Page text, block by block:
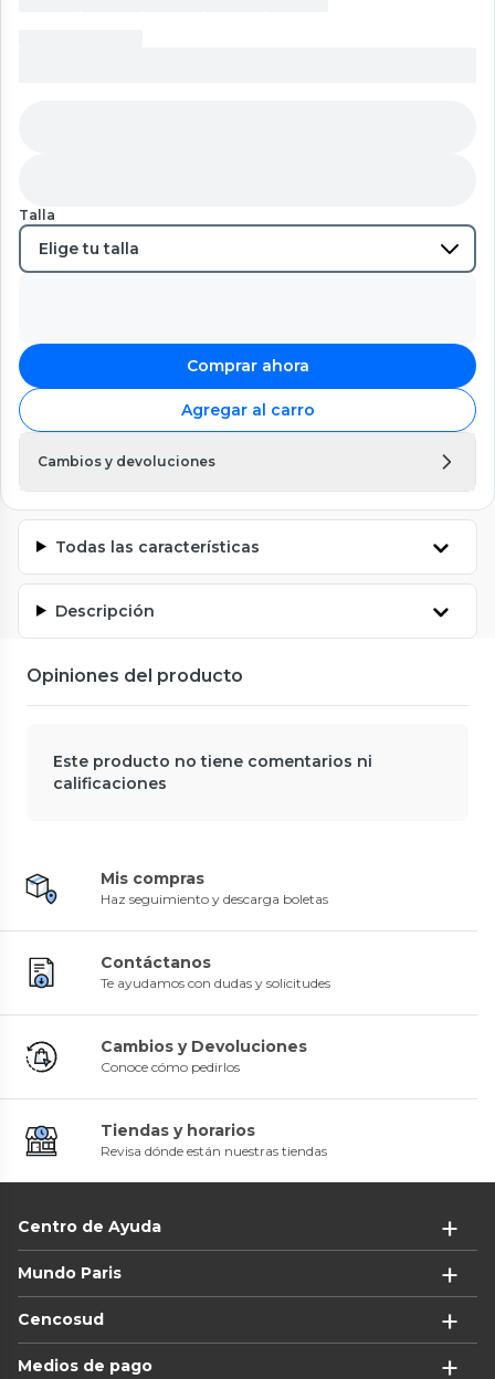
Talla
Comprar ahora
Agregar al carro
Cambios y devoluciones
Todas las características
Descripción
Opiniones del producto
Este producto no tiene comentarios ni
calificaciones
Mis compras
Haz seguimiento y descarga boletas
Contáctanos
Te ayudamos con dudas y solicitudes
Cambios y Devoluciones
Conoce cómo pedirlos
Tiendas y horarios
Revisa dónde están nuestras tiendas
Centro de Ayuda
Mundo Paris
Cencosud
Medios de pago